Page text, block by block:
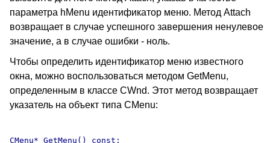
параметра hMenu идентификатор меню. Метод Attach
возвращает в случае успешного завершения ненулевое
значение, а в случае ошибки - ноль.
Чтобы определить идентификатор меню известного
окна, можно воспользоваться методом GetMenu,
определенным в классе CWnd. Этот метод возвращает
указатель на объект типа CMenu: